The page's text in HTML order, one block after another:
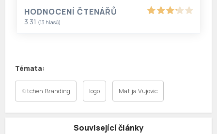
HODNOCENÍ ČTENÁŘŮ
3.31 (13 hlasů)
Kitchen Branding logo Matija Vujovic
Související články